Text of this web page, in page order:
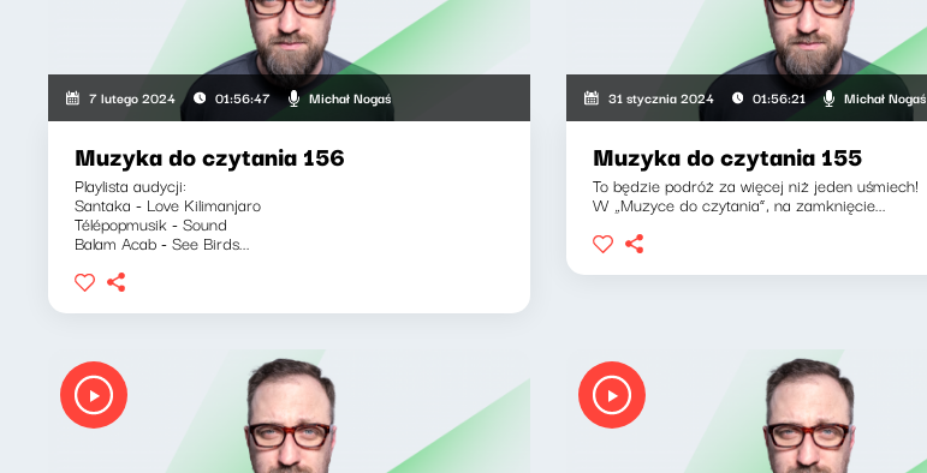
7 lutego 2024 01:56:47 Michał Nogaś
Muzyka do czytania 156
Playlista audycji:
Santaka - Love Kilimanjaro
Télépopmusik - Sound
Balam Acab - See Birds...
31 stycznia 2024 01:56:21 Michał Nogaś
Muzyka do czytania 155
To będzie podróż za więcej niż jeden uśmiech!
W „Muzyce do czytania”, na zamknięcie...